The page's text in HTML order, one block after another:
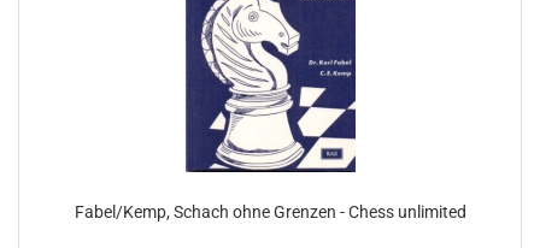
Fabel/Kemp, Schach ohne Grenzen - Chess unlimited